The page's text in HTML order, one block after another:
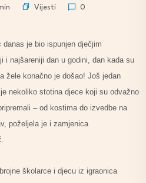
Vijesti 0
danas je bio ispunjen dječjim
i najšareniji dan u godini, dan kada su
žele konačno je došao! Još jedan
nekoliko stotina djece koji su odvažno
– od kostima do izvedbe na
poželjela je i zamjenica
školarce i djecu iz igraonica